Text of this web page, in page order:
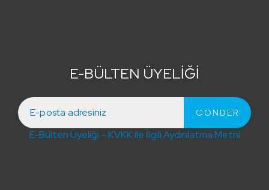
E-BÜLTEN ÜYELİĞİ
E-Bülten Üyeliği – KVKK ile İlgili Aydınlatma Metni